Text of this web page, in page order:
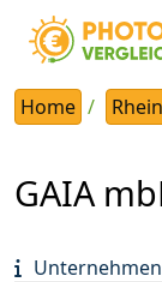
Home
GAIA